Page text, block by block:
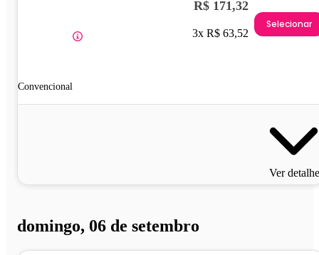
Convencional
R$ 171,32
3x R$ 63,52
Selecionar
Ver
domingo, 06 de setembro